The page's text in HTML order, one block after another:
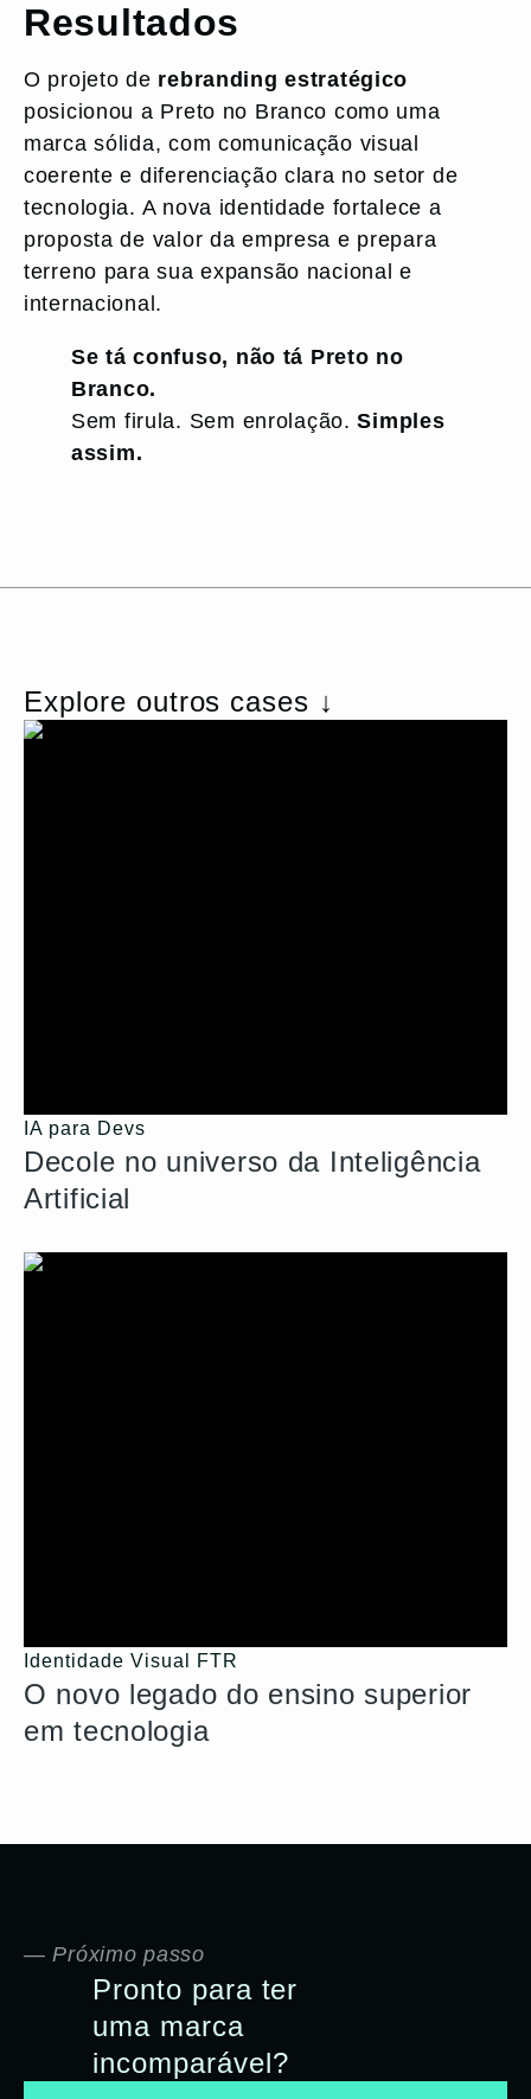
Resultados
O projeto de rebranding estratégico
posicionou a Preto no Branco como uma
marca sólida, com comunicação visual
coerente e diferenciação clara no setor de
tecnologia. A nova identidade fortalece a
proposta de valor da empresa e prepara
terreno para sua expansão nacional e
internacional.
Se tá confuso, não tá Preto no
Branco.
Sem firula. Sem enrolação.Simples
assim.
Explore outros cases ↓
IA para Devs
Decole no universo da Inteligência
Artificial
Identidade Visual FTR
O novo legado do ensino superior
em tecnologia
— Próximo passo
Pronto para ter
uma marca
incomparável?